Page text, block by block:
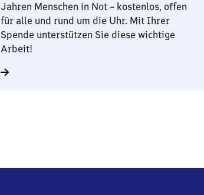
Jahren Menschen in Not – kostenlos, offen
für alle und rund um die Uhr. Mit Ihrer
Spende unterstützen Sie diese wichtige
Arbeit!